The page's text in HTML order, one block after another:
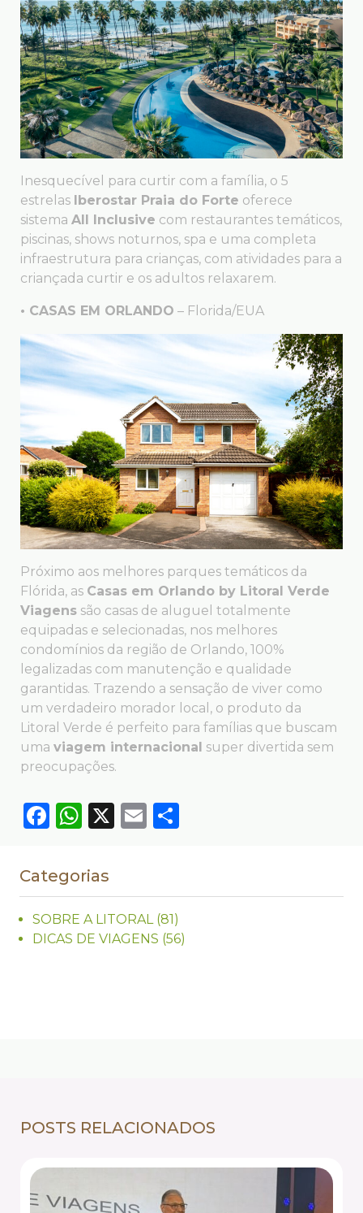
Inesquecível para curtir com a família, o 5
estrelas Iberostar Praia do Forte oferece
sistema All Inclusive com restaurantes temáticos,
piscinas, shows noturnos, spa e uma completa
infraestrutura para crianças, com atividades para a
criançada curtir e os adultos relaxarem.
• CASAS EM ORLANDO – Florida/EUA
Próximo aos melhores parques temáticos da
Flórida, as Casas em Orlando by Litoral Verde
Viagens são casas de aluguel totalmente
equipadas e selecionadas, nos melhores
condomínios da região de Orlando, 100%
legalizadas com manutenção e qualidade
garantidas. Trazendo a sensação de viver como
um verdadeiro morador local, o produto da
Litoral Verde é perfeito para famílias que buscam
uma viagem internacional super divertida sem
preocupações.
Facebook
WhatsApp
X Email
Categorias
SOBRE A LITORAL(81)
DICAS DE VIAGENS (56)
POSTS RELACIONADOS